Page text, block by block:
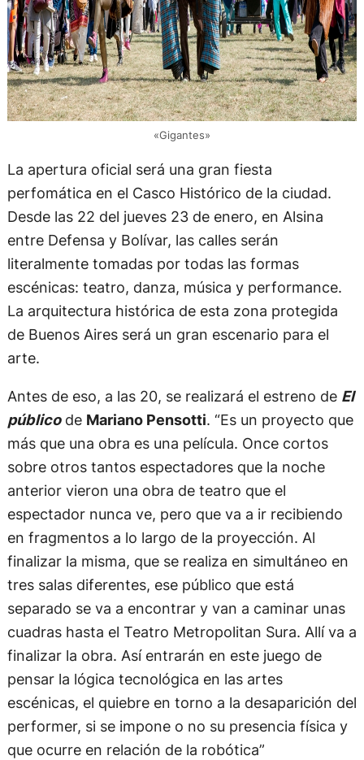
«Gigantes»
La apertura oficial será una gran fiesta
perfomática en el Casco Histórico de la ciudad.
Desde las 22 del jueves 23 de enero, en Alsina
entre Defensa y Bolívar, las calles serán
literalmente tomadas por todas las formas
escénicas: teatro, danza, música y performance.
La arquitectura histórica de esta zona protegida
de Buenos Aires será un gran escenario para el
arte.
Antes de eso, a las 20, se realizará el estreno de El
públicode Mariano Pensotti. “Es un proyecto que
más que una obra es una película. Once cortos
sobre otros tantos espectadores que la noche
anterior vieron una obra de teatro que el
espectador nunca ve, pero que va a ir recibiendo
en fragmentos a lo largo de la proyección. Al
finalizar la misma, que se realiza en simultáneo en
tres salas diferentes, ese público que está
separado se va a encontrar y van a caminar unas
cuadras hasta el Teatro Metropolitan Sura. Allí va a
finalizar la obra. Así entrarán en este juego de
pensar la lógica tecnológica en las artes
escénicas, el quiebre en torno a la desaparición del
performer, si se impone o no su presencia física y
que ocurre en relación de la robótica”